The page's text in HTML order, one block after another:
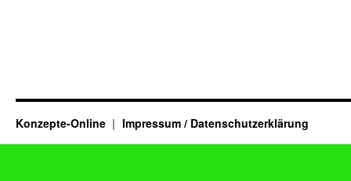
Konzepte-Online Impressum / Datenschutzerklärung